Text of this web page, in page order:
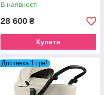
В наявності
28 600 ₴
Купити
Доставка 1 грн!